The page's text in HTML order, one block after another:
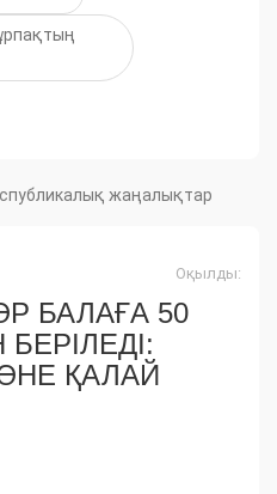
жаңалықтар
Оқылды:
БАЛАҒА 50
ҚАЛАЙ